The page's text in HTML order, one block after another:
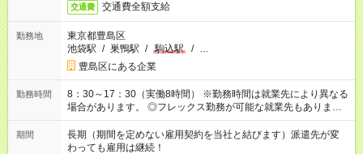
交通費 交通費全額支給
勤務地
東京都豊島区
池袋駅 / 巣鴨駅 / 駒込駅 / …
豊島区にある企業
勤務時間
8：30～17：30（実働8時間） ※勤務時間は就業先により異なる
場合があります。 ◎フレックス勤務が可能な就業先もありま
す。 ◎今よりもさらに働きやすい環境をつくるべく、 働き方
改革に全社をあげて取り組んでいます。
期間
長期（期間を定めない雇用契約を当社と結びます）派遣先が変
わっても雇用は継続！